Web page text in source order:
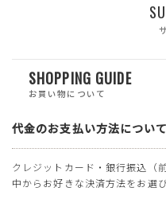
SHOPPING GUIDE
お買い物について
代金のお支払い方法について
クレジットカード・銀行振込（
中からお好きな決済方法をお選